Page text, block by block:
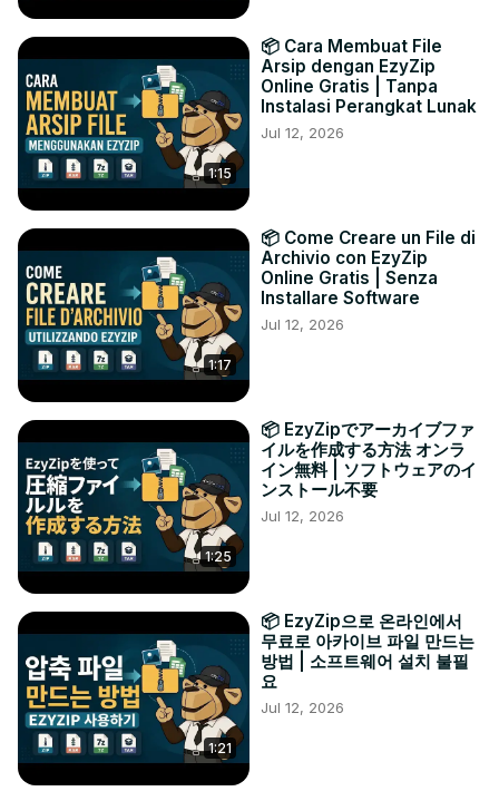
1:15
📦 Cara Membuat File
Arsip dengan EzyZip
Online Gratis | Tanpa
Instalasi Perangkat Lunak
Jul 12, 2026
1:17
📦 Come Creare un File di
Archivio con EzyZip
Online Gratis | Senza
Installare Software
Jul 12, 2026
1:25
📦 EzyZipでアーカイブファ
イルを作成する方法 オンラ
イン無料 | ソフトウェアのイ
ンストール不要
Jul 12, 2026
1:21
📦 EzyZip으로 온라인에서
무료로 아카이브 파일 만드는
방법 | 소프트웨어 설치 불필
요
Jul 12, 2026